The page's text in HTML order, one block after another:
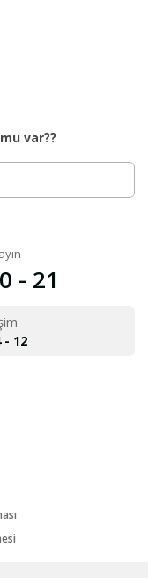
var??
- 21
- 12